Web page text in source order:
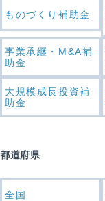
ものづくり補助金
事業承継・M&A補
助金
大規模成長投資補
助金
都道府県
全国